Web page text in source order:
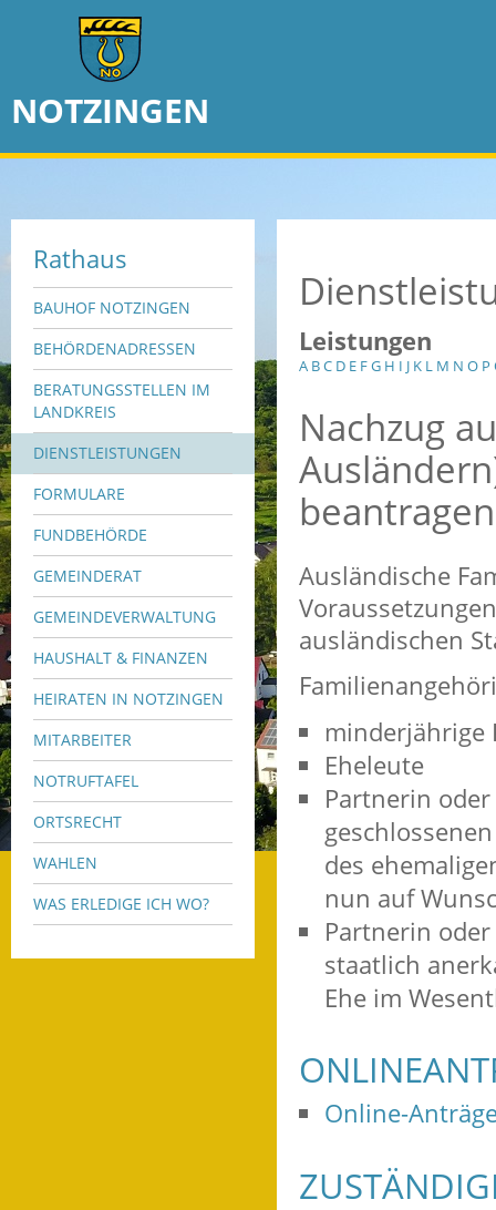
NOTZINGEN
Rathaus
BAUHOF NOTZINGEN
BEHÖRDENADRESSEN
BERATUNGSSTELLEN IM
LANDKREIS
DIENSTLEISTUNGEN
FORMULARE
FUNDBEHÖRDE
GEMEINDERAT
GEMEINDEVERWALTUNG
HAUSHALT & FINANZEN
HEIRATEN IN NOTZINGEN
MITARBEITER
NOTRUFTAFEL
ORTSRECHT
WAHLEN
WAS ERLEDIGE ICH WO?
Leistungen
A BC D E FG H I J K L M N O P
Nachzug
beantragen
Ausländische
ausländischen
minderjährige
Eheleute
Partnerin
des
nun auf
Partnerin
staatlich
Ehe im
Online-